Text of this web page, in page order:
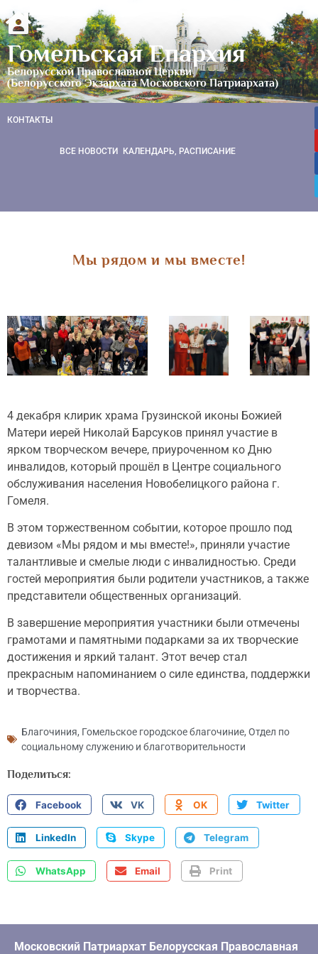
Гомельская Епархия
Белорусской Православной Церкви
(Белорусского Экзархата Московского Патриархата)
КОНТАКТЫ
ВСЕ НОВОСТИ КАЛЕНДАРЬ, РАСПИСАНИЕ
Мы рядом и мы вместе!
4 декабря клирик храма Грузинской иконы Божией
Матери иерей Николай Барсуков принял участие в
ярком творческом вечере, приуроченном ко Дню
инвалидов, который прошёл в Центре социального
обслуживания населения Новобелицкого района г.
Гомеля.
В этом торжественном событии, которое прошло под
девизом «Мы рядом и мы вместе!», приняли участие
талантливые и смелые люди с инвалидностью. Среди
гостей мероприятия были родители участников, а также
представители общественных организаций.
В завершение мероприятия участники были отмечены
грамотами и памятными подарками за их творческие
достижения и яркий талант. Этот вечер стал
прекрасным напоминанием о силе единства, поддержки
и творчества.
Благочиния, Гомельское городское благочиние, Отдел по
социальному служению и благотворительности
Поделиться:
Facebook VK OK Twitter
LinkedIn Skype Telegram
WhatsApp Email Print
Московский Патриархат Белорусская Православная